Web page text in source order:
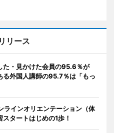
リース
た・見かけた会員の95.6％が
る外国人講師の95.7％は「もっ
ラインオリエンテーション（体
タートはじめの1歩！